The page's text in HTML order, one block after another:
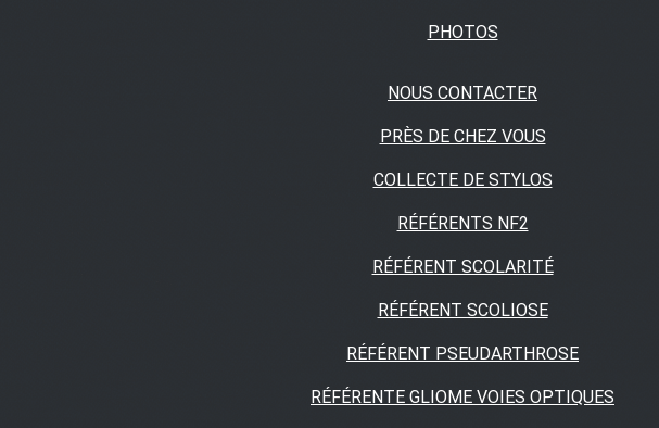
PHOTOS
NOUS CONTACTER
PRÈS DE CHEZ VOUS
COLLECTE DE STYLOS
RÉFÉRENTS NF2
RÉFÉRENT SCOLARITÉ
RÉFÉRENT SCOLIOSE
RÉFÉRENT PSEUDARTHROSE
RÉFÉRENTE GLIOME VOIES OPTIQUES